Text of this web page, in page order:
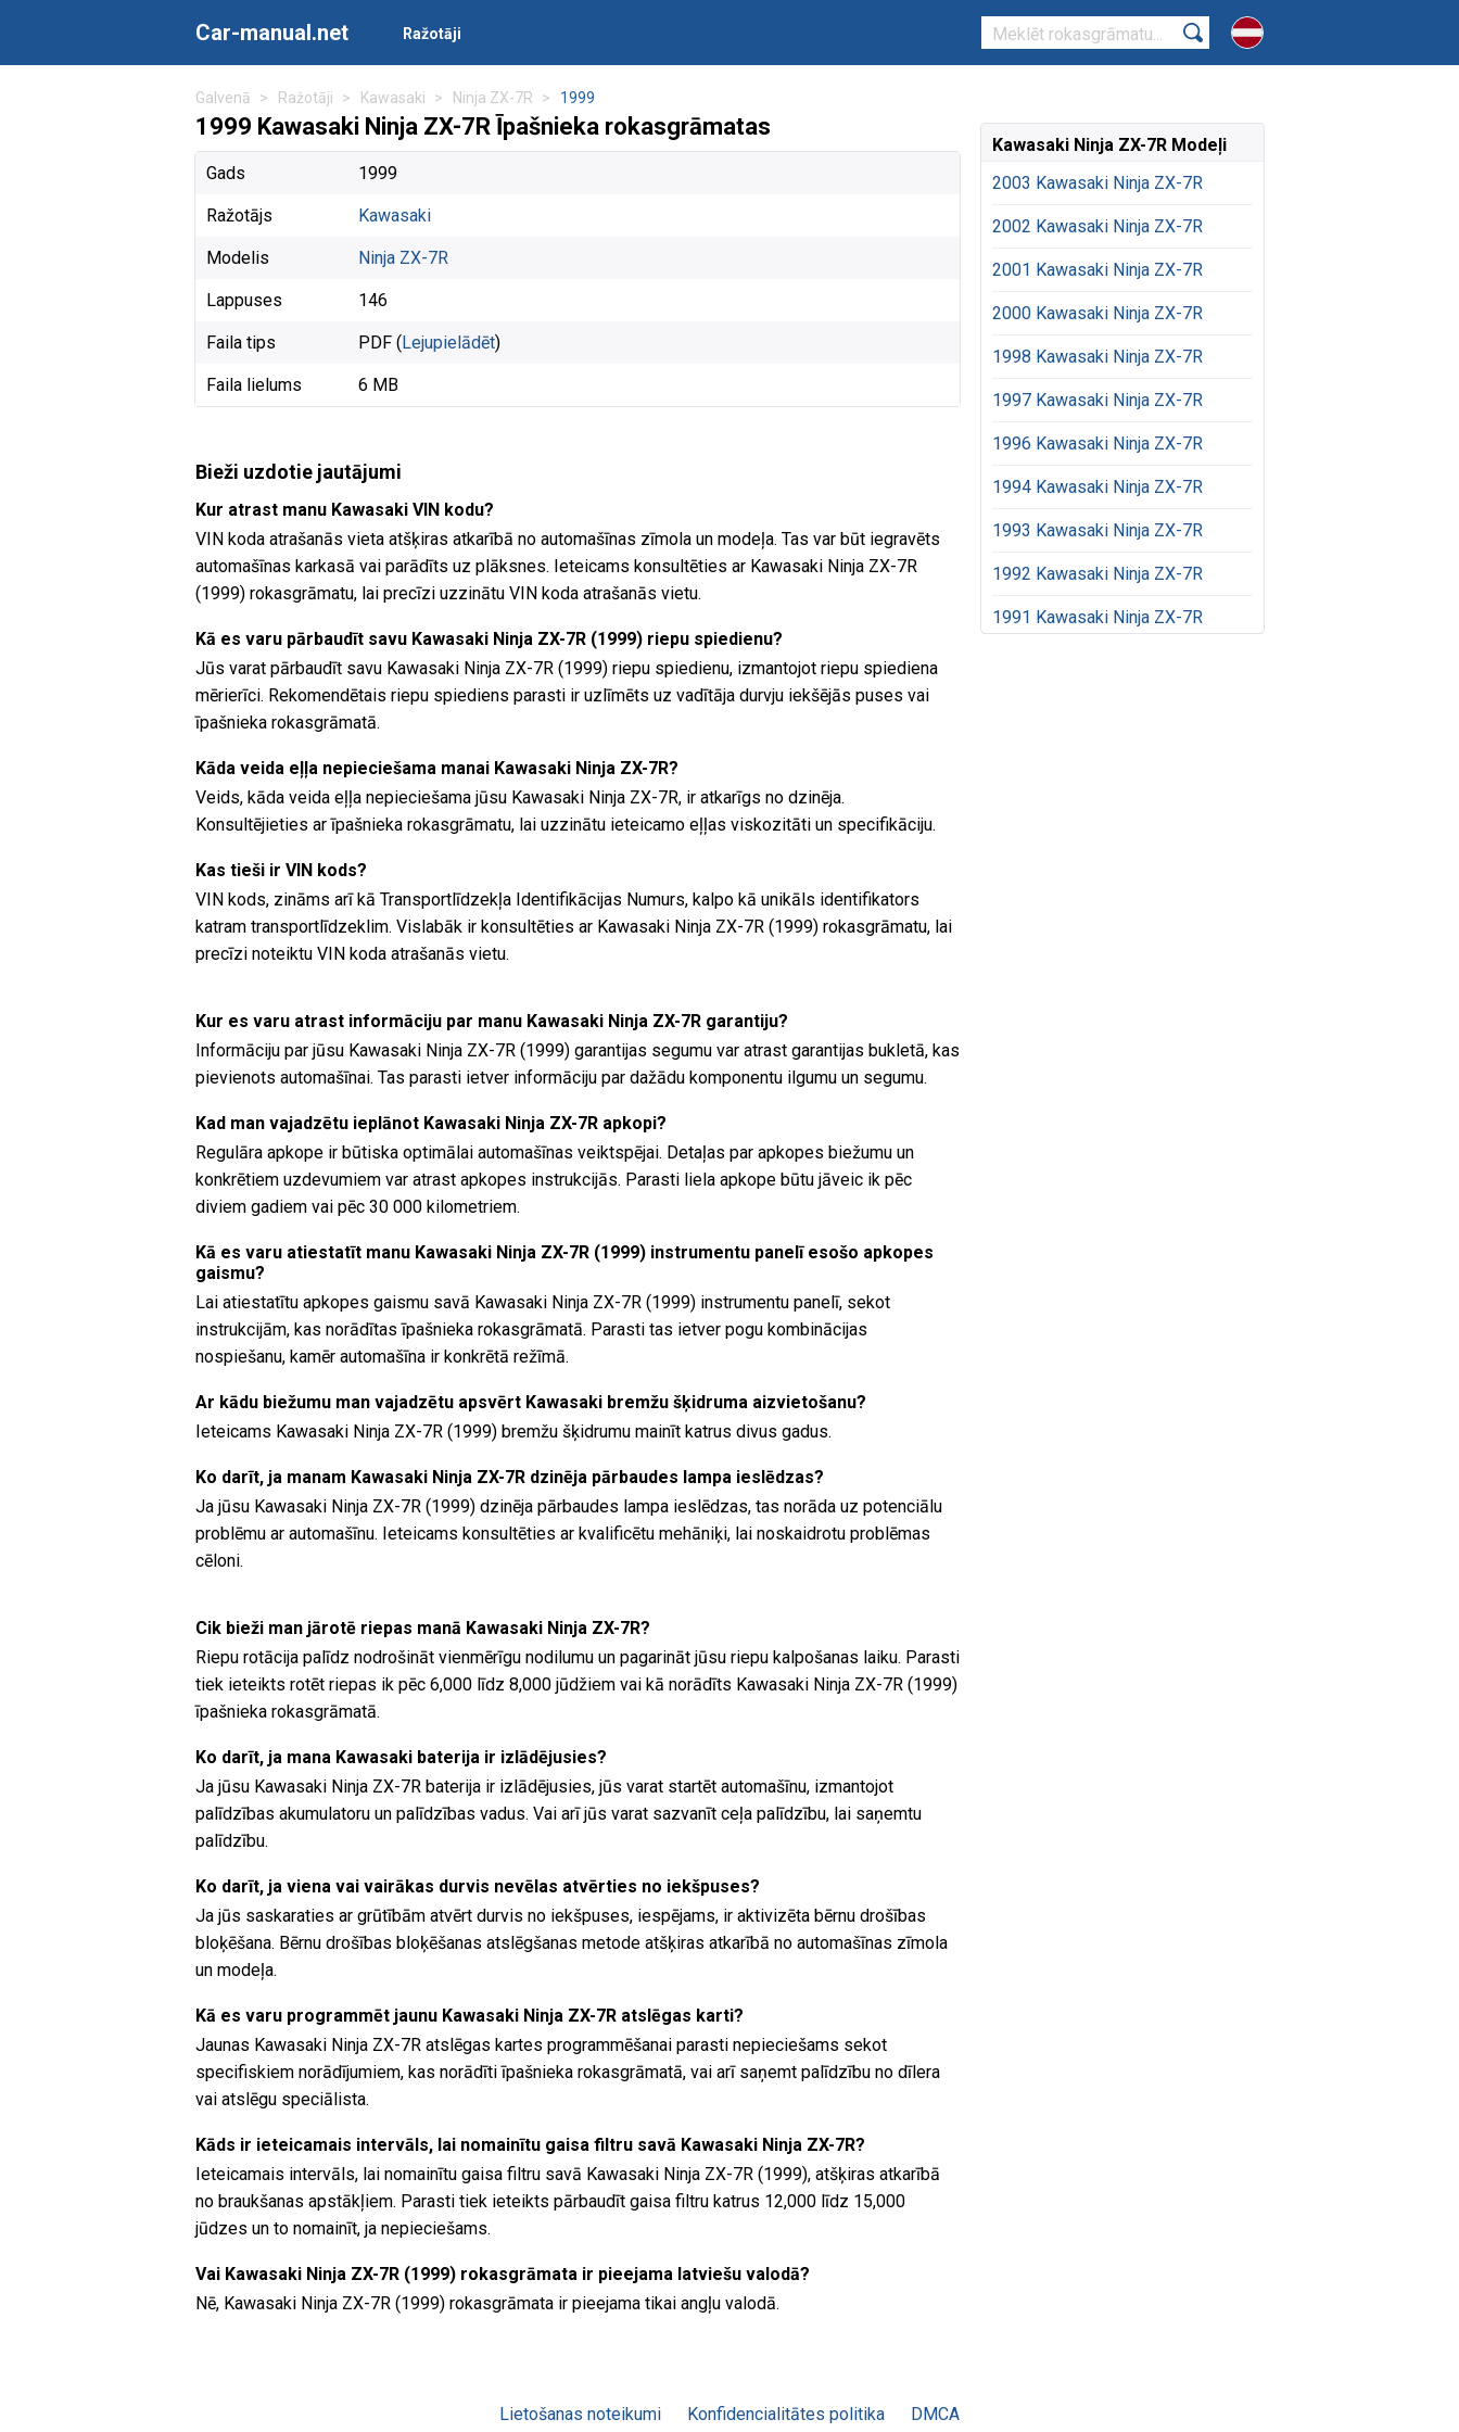
Car-manual.net Ražotāji
Galvenā Ražotāji Kawasaki Ninja ZX-7R 1999
1999 Kawasaki Ninja ZX-7R Īpašnieka rokasgrāmatas
Gads 1999
Ražotājs Kawasaki
Modelis Ninja ZX-7R
Lappuses 146
Faila tips PDF (Lejupielādēt)
Faila lielums 6 MB
Bieži uzdotie jautājumi
Kur atrast manu Kawasaki VIN kodu?
VIN koda atrašanās vieta atšķiras atkarībā no automašīnas zīmola un modeļa. Tas var būt iegravēts
automašīnas karkasā vai parādīts uz plāksnes. Ieteicams konsultēties ar Kawasaki Ninja ZX-7R
(1999) rokasgrāmatu, lai precīzi uzzinātu VIN koda atrašanās vietu.
Kā es varu pārbaudīt savu Kawasaki Ninja ZX-7R (1999) riepu spiedienu?
Jūs varat pārbaudīt savu Kawasaki Ninja ZX-7R (1999) riepu spiedienu, izmantojot riepu spiediena
mērierīci. Rekomendētais riepu spiediens parasti ir uzlīmēts uz vadītāja durvju iekšējās puses vai
īpašnieka rokasgrāmatā.
Kāda veida eļļa nepieciešama manai Kawasaki Ninja ZX-7R?
Veids, kāda veida eļļa nepieciešama jūsu Kawasaki Ninja ZX-7R, ir atkarīgs no dzinēja.
Konsultējieties ar īpašnieka rokasgrāmatu, lai uzzinātu ieteicamo eļļas viskozitāti un specifikāciju.
Kas tieši ir VIN kods?
VIN kods, zināms arī kā Transportlīdzekļa Identifikācijas Numurs, kalpo kā unikāls identifikators
katram transportlīdzeklim. Vislabāk ir konsultēties ar Kawasaki Ninja ZX-7R (1999) rokasgrāmatu, lai
precīzi noteiktu VIN koda atrašanās vietu.
Kur es varu atrast informāciju par manu Kawasaki Ninja ZX-7R garantiju?
Informāciju par jūsu Kawasaki Ninja ZX-7R (1999) garantijas segumu var atrast garantijas bukletā, kas
pievienots automašīnai. Tas parasti ietver informāciju par dažādu komponentu ilgumu un segumu.
Kad man vajadzētu ieplānot Kawasaki Ninja ZX-7R apkopi?
Regulāra apkope ir būtiska optimālai automašīnas veiktspējai. Detaļas par apkopes biežumu un
konkrētiem uzdevumiem var atrast apkopes instrukcijās. Parasti liela apkope būtu jāveic ik pēc
diviem gadiem vai pēc 30 000 kilometriem.
Kā es varu atiestatīt manu Kawasaki Ninja ZX-7R (1999) instrumentu panelī esošo apkopes
gaismu?
Lai atiestatītu apkopes gaismu savā Kawasaki Ninja ZX-7R (1999) instrumentu panelī, sekot
instrukcijām, kas norādītas īpašnieka rokasgrāmatā. Parasti tas ietver pogu kombinācijas
nospiešanu, kamēr automašīna ir konkrētā režīmā.
Ar kādu biežumu man vajadzētu apsvērt Kawasaki bremžu šķidruma aizvietošanu?
Ieteicams Kawasaki Ninja ZX-7R (1999) bremžu šķidrumu mainīt katrus divus gadus.
Ko darīt, ja manam Kawasaki Ninja ZX-7R dzinēja pārbaudes lampa ieslēdzas?
Ja jūsu Kawasaki Ninja ZX-7R (1999) dzinēja pārbaudes lampa ieslēdzas, tas norāda uz potenciālu
problēmu ar automašīnu. Ieteicams konsultēties ar kvalificētu mehāniķi, lai noskaidrotu problēmas
cēloni.
Cik bieži man jārotē riepas manā Kawasaki Ninja ZX-7R?
Riepu rotācija palīdz nodrošināt vienmērīgu nodilumu un pagarināt jūsu riepu kalpošanas laiku. Parasti
tiek ieteikts rotēt riepas ik pēc 6,000 līdz 8,000 jūdžiem vai kā norādīts Kawasaki Ninja ZX-7R (1999)
īpašnieka rokasgrāmatā.
Ko darīt, ja mana Kawasaki baterija ir izlādējusies?
Ja jūsu Kawasaki Ninja ZX-7R baterija ir izlādējusies, jūs varat startēt automašīnu, izmantojot
palīdzības akumulatoru un palīdzības vadus. Vai arī jūs varat sazvanīt ceļa palīdzību, lai saņemtu
palīdzību.
Ko darīt, ja viena vai vairākas durvis nevēlas atvērties no iekšpuses?
Ja jūs saskaraties ar grūtībām atvērt durvis no iekšpuses, iespējams, ir aktivizēta bērnu drošības
bloķēšana. Bērnu drošības bloķēšanas atslēgšanas metode atšķiras atkarībā no automašīnas zīmola
un modeļa.
Kā es varu programmēt jaunu Kawasaki Ninja ZX-7R atslēgas karti?
Jaunas Kawasaki Ninja ZX-7R atslēgas kartes programmēšanai parasti nepieciešams sekot
specifiskiem norādījumiem, kas norādīti īpašnieka rokasgrāmatā, vai arī saņemt palīdzību no dīlera
vai atslēgu speciālista.
Kāds ir ieteicamais intervāls, lai nomainītu gaisa filtru savā Kawasaki Ninja ZX-7R?
Ieteicamais intervāls, lai nomainītu gaisa filtru savā Kawasaki Ninja ZX-7R (1999), atšķiras atkarībā
no braukšanas apstākļiem. Parasti tiek ieteikts pārbaudīt gaisa filtru katrus 12,000 līdz 15,000
jūdzes un to nomainīt, ja nepieciešams.
Vai Kawasaki Ninja ZX-7R (1999) rokasgrāmata ir pieejama latviešu valodā?
Nē, Kawasaki Ninja ZX-7R (1999) rokasgrāmata ir pieejama tikai angļu valodā.
Kawasaki Ninja ZX-7R Modeļi
2003 Kawasaki Ninja ZX-7R
2002 Kawasaki Ninja ZX-7R
2001 Kawasaki Ninja ZX-7R
2000 Kawasaki Ninja ZX-7R
1998 Kawasaki Ninja ZX-7R
1997 Kawasaki Ninja ZX-7R
1996 Kawasaki Ninja ZX-7R
1994 Kawasaki Ninja ZX-7R
1993 Kawasaki Ninja ZX-7R
1992 Kawasaki Ninja ZX-7R
1991 Kawasaki Ninja ZX-7R
Lietošanas noteikumi Konfidencialitātes politika DMCA